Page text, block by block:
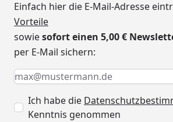
Einfach hier die E-Mail-Adresse
Vorteile
sowiesofort einen 5,00 €
per E-Mail sichern:
Keine Eingabe erforderlich
Eingabe erforderlich
E-Mail *
Ich habe die
Kenntnis genommen